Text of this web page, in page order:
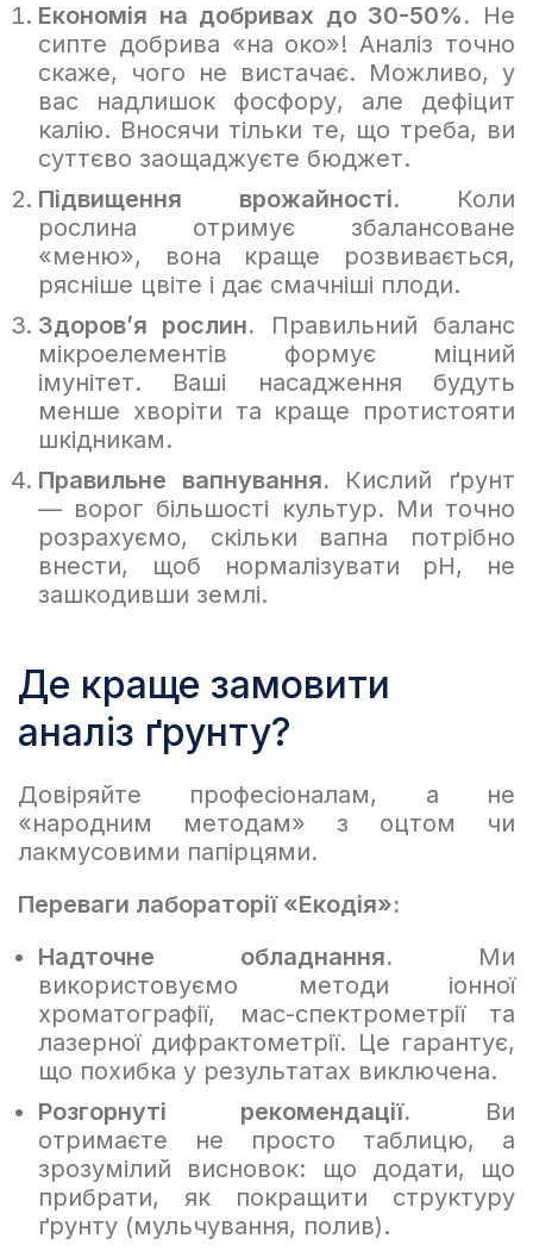
Економія на добривах до 30-50%. Не
сипте добрива «на око»! Аналіз точно
скаже, чого не вистачає. Можливо, у
вас надлишок фосфору, але дефіцит
калію. Вносячи тільки те, що треба, ви
суттєво заощаджуєте бюджет.
Підвищення врожайності. Коли
рослина отримує збалансоване
«меню», вона краще розвивається,
рясніше цвіте і дає смачніші плоди.
Здоров’я рослин. Правильний баланс
мікроелементів формує міцний
імунітет. Ваші насадження будуть
менше хворіти та краще протистояти
шкідникам.
Правильне вапнування. Кислий ґрунт
— ворог більшості культур. Ми точно
розрахуємо, скільки вапна потрібно
внести, щоб нормалізувати pH, не
зашкодивши землі.
Де краще замовити
аналіз ґрунту?
Довіряйте професіоналам, а не
«народним методам» з оцтом чи
лакмусовими папірцями.
Переваги лабораторії «Екодія»:
Надточне обладнання. Ми
використовуємо методи іонної
хроматографії, мас-спектрометрії та
лазерної дифрактометрії. Це гарантує,
що похибка у результатах виключена.
Розгорнуті рекомендації. Ви
отримаєте не просто таблицю, а
зрозумілий висновок: що додати, що
прибрати, як покращити структуру
ґрунту (мульчування, полив).